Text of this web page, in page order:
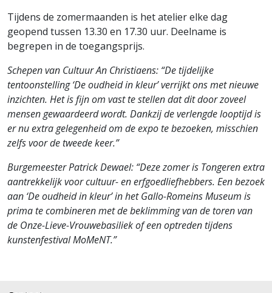
Tijdens de zomermaanden is het atelier elke dag
geopend tussen 13.30 en 17.30 uur. Deelname is
begrepen in de toegangsprijs.
Schepen van Cultuur An Christiaens: “De tijdelijke
tentoonstelling ‘De oudheid in kleur’ verrijkt ons met nieuwe
inzichten. Het is fijn om vast te stellen dat dit door zoveel
mensen gewaardeerd wordt. Dankzij de verlengde looptijd is
er nu extra gelegenheid om de expo te bezoeken, misschien
zelfs voor de tweede keer.”
Burgemeester Patrick Dewael: “Deze zomer is Tongeren extra
aantrekkelijk voor cultuur- en erfgoedliefhebbers. Een bezoek
aan ‘De oudheid in kleur’ in het Gallo-Romeins Museum is
prima te combineren met de beklimming van de toren van
de Onze-Lieve-Vrouwebasiliek of een optreden tijdens
kunstenfestival MoMeNT.”